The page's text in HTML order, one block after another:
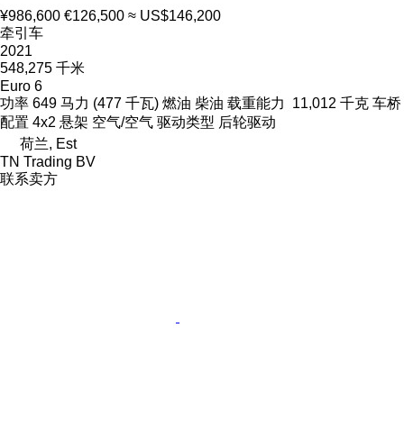
¥986,600 €126,500 ≈ US$146,200
牵引车
2021
548,275 千米
Euro 6
功率 649 马力 (477 千瓦) 燃油 柴油 载重能力 11,012 千克 车桥
配置 4x2 悬架 空气/空气 驱动类型 后轮驱动
荷兰, Est
TN Trading BV
联系卖方